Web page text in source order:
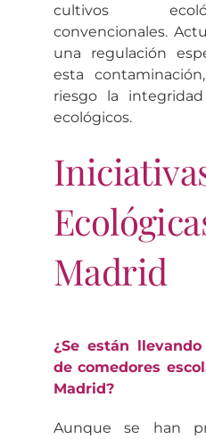
cultivos
convencionales.
una regulación
esta
riesgo la
ecológicos.
Madrid
¿Se están
de comedores
Madrid?
Aunque se han